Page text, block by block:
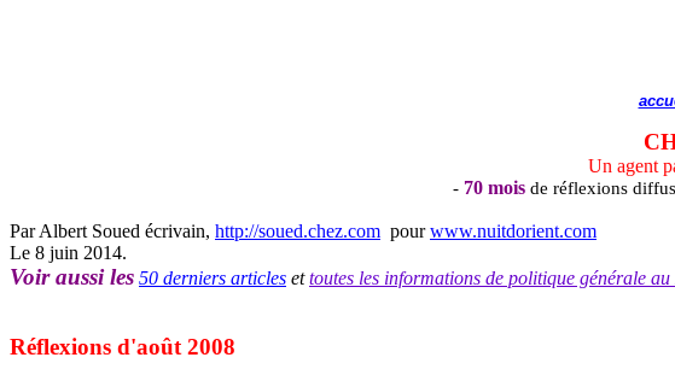
Un agent
- 70 moisde réflexions
Par Albert Soued écrivain, http://soued.chez.com pourwww.nuitdorient.com
Le 8 juin 2014.
Voir aussi les 50 derniers articles ettoutes les informations de politique générale
Réflexions d'août 2008